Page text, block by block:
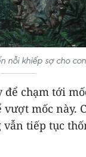
nỗi khiếp sợ cho
chạm tới
mốc này.
tiếp tục